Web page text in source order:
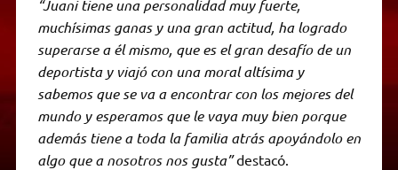
“Juani tiene una personalidad muy fuerte,
muchísimas ganas y una gran actitud, ha logrado
superarse a él mismo, que es el gran desafío de un
deportista y viajó con una moral altísima y
sabemos que se va a encontrar con los mejores del
mundo y esperamos que le vaya muy bien porque
además tiene a toda la familia atrás apoyándolo en
algo que a nosotros nos gusta”destacó.